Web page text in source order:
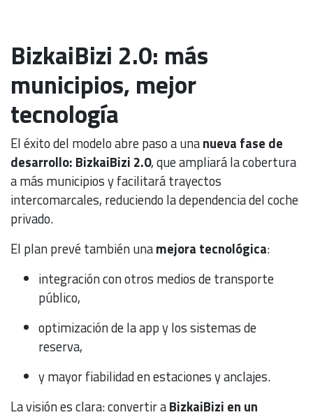
BizkaiBizi 2.0: más
municipios, mejor
tecnología
El éxito del modelo abre paso a unanueva fase de
desarrollo: BizkaiBizi 2.0, que ampliará la cobertura
a más municipios y facilitará trayectos
intercomarcales, reduciendo la dependencia del coche
privado.
El plan prevé también unamejora tecnológica:
integración con otros medios de transporte
público,
optimización de la app y los sistemas de
reserva,
y mayor fiabilidad en estaciones y anclajes.
La visión es clara: convertir aBizkaiBizi en un